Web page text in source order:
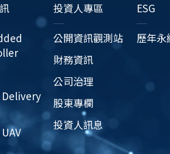
Delivery
投資人專區
公開資訊觀測站
財務資訊
公司治理
股東專欄
投資人訊息
ESG
歷年永